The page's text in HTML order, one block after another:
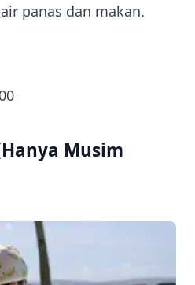
panas dan makan.
Musim